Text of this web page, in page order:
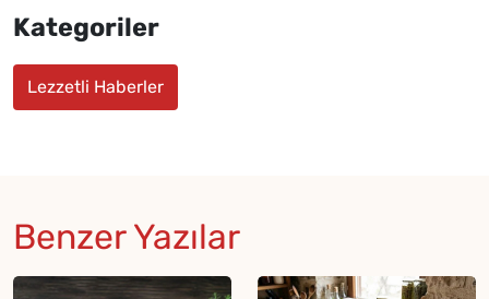
Kategoriler
Lezzetli Haberler
Benzer Yazılar